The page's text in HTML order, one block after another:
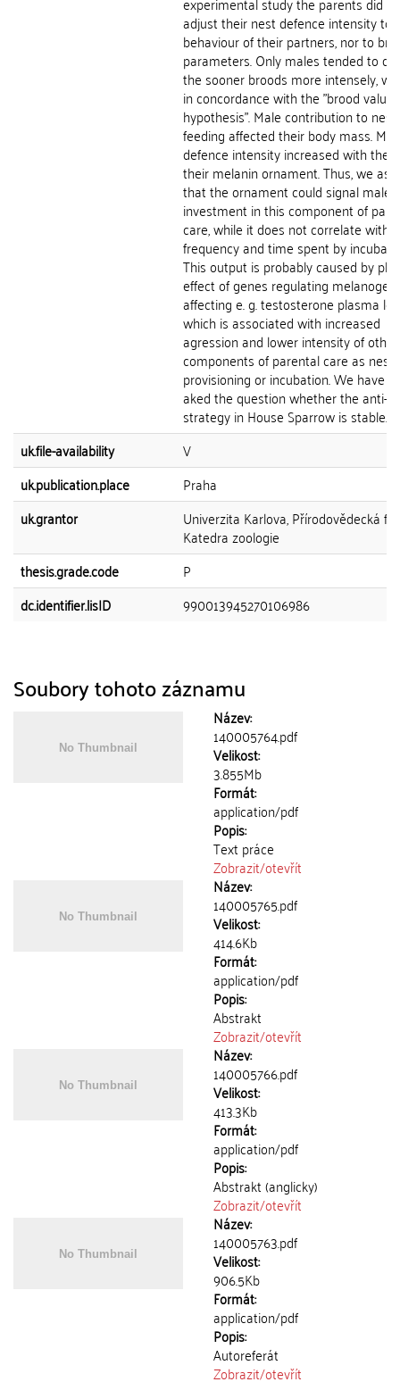
adjust their nest defence intensity to
behaviour of their partners, nor to
parameters. Only males tended to
the sooner broods more intensely,
in concordance with the "brood value
hypothesis". Male contribution to
feeding affected their body mass.
defence intensity increased with the
their melanin ornament. Thus, we
that the ornament could signal male
investment in this component of
care, while it does not correlate with
frequency and time spent by
This output is probably caused by
effect of genes regulating
affecting e. g. testosterone plasma
which is associated with increased
agression and lower intensity of other
components of parental care as
provisioning or incubation. We have
aked the question whether the anti-
strategy in House Sparrow is stable...
uk.file-availability
V
uk.publication.place
Praha
uk.grantor
Univerzita Karlova, Přírodovědecká
Katedra zoologie
thesis.grade.code
P
dc.identifier.lisID
990013945270106986
Soubory tohoto záznamu
Název:
140005764.pdf
Velikost:
3.855Mb
Formát:
application/pdf
Popis:
Text práce
Zobrazit/otevřít
Název:
140005765.pdf
Velikost:
414.6Kb
Formát:
application/pdf
Popis:
Abstrakt
Zobrazit/otevřít
Název:
140005766.pdf
Velikost:
413.3Kb
Formát:
application/pdf
Popis:
Abstrakt (anglicky)
Zobrazit/otevřít
Název:
140005763.pdf
Velikost:
906.5Kb
Formát:
application/pdf
Popis:
Autoreferát
Zobrazit/otevřít